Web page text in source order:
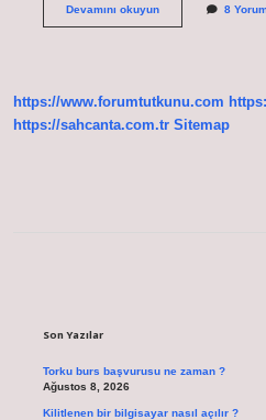
Devamını okuyunSektör
8
https://www.forumtutkunu.com
https://sahcanta.com.tr Sitemap
Son Yazılar
Torku burs başvurusu ne zaman ?
Ağustos 8, 2026
Kilitlenen bir bilgisayar nasıl açılır ?